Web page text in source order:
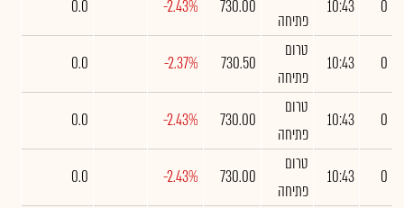
0
10:43
פתיחה
730.00
-2.43%
0.0
0
10:43
טרום
פתיחה
730.50
-2.37%
0.0
0
10:43
טרום
פתיחה
730.00
-2.43%
0.0
0
10:43
טרום
פתיחה
730.00
-2.43%
0.0